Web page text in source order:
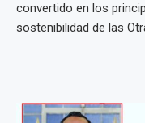
convertido en los
sostenibilidad de las